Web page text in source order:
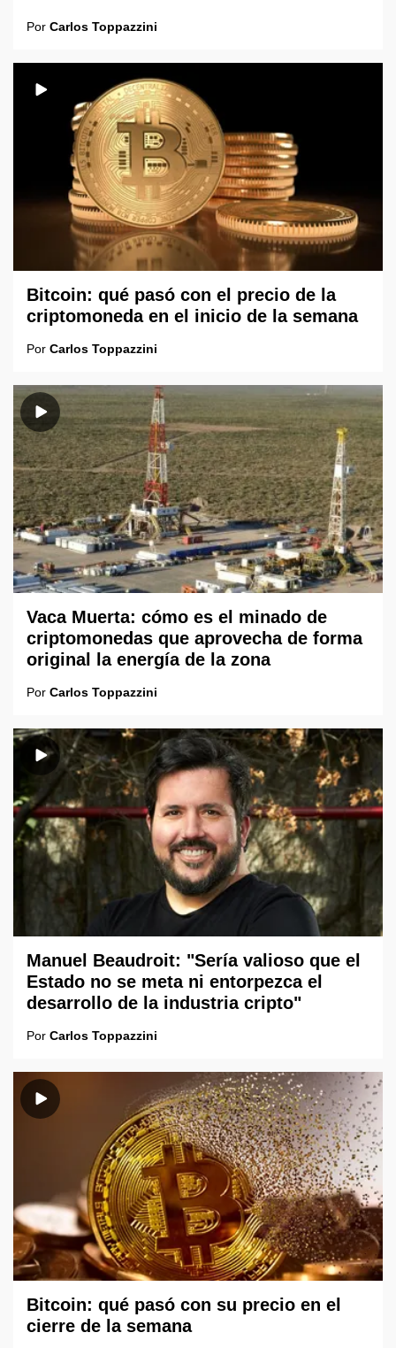
Por Carlos Toppazzini
Bitcoin: qué pasó con el precio de la
criptomoneda en el inicio de la semana
Por Carlos Toppazzini
Vaca Muerta: cómo es el minado de
criptomonedas que aprovecha de forma
original la energía de la zona
Por Carlos Toppazzini
Manuel Beaudroit: "Sería valioso que el
Estado no se meta ni entorpezca el
desarrollo de la industria cripto"
Por Carlos Toppazzini
Bitcoin: qué pasó con su precio en el
cierre de la semana